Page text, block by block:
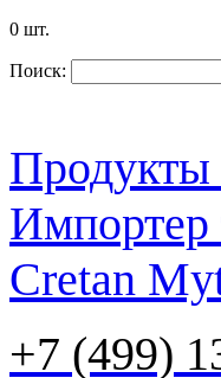
0 шт.
Поиск:
Продукты
Импортер
Cretan
+7 (499)